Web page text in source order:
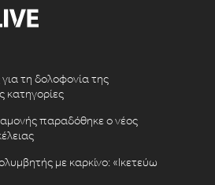
τη δολοφονία της
κατηγορίες
παραδόθηκε ο νέος
με καρκίνο: «Ικετεύω